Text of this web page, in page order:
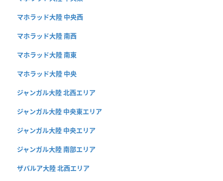
マホラッド大陸 中央西
マホラッド大陸 南西
マホラッド大陸 南東
マホラッド大陸 中央
ジャンガル大陸 北西エリア
ジャンガル大陸 中央東エリア
ジャンガル大陸 中央エリア
ジャンガル大陸 南部エリア
ザバルア大陸 北西エリア